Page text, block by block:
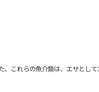
これらの魚介類は、エサとして